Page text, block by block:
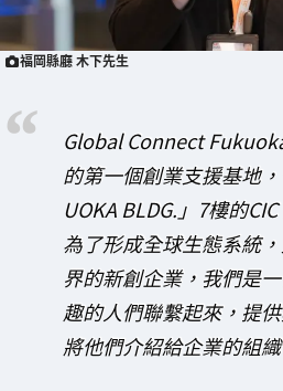
福岡縣廳 木下先生
Global Connect
的第一個創業支援基地
UOKA BLDG.」7樓的CIC
為了形成全球生態系統
界的新創企業，我們是
趣的人們聯繫起來，提
將他們介紹給企業的組織